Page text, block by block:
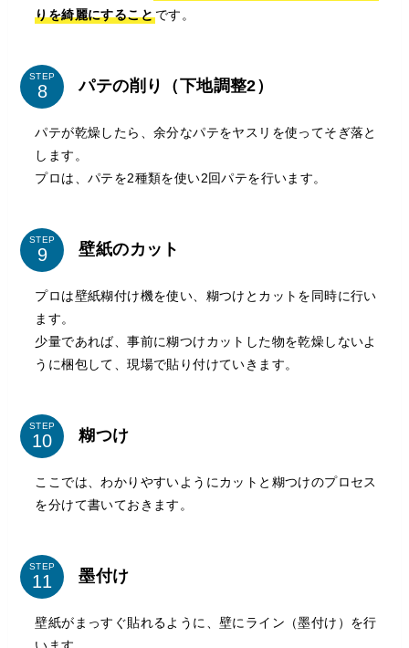
りを綺麗にすることです。
STEP
パテの削り（下地調整2）
パテが乾燥したら、余分なパテをヤスリを使ってそぎ落と
します。
プロは、パテを2種類を使い2回パテを行います。
STEP
壁紙のカット
プロは壁紙糊付け機を使い、糊つけとカットを同時に行い
ます。
少量であれば、事前に糊つけカットした物を乾燥しないよ
うに梱包して、現場で貼り付けていきます。
STEP
糊つけ
ここでは、わかりやすいようにカットと糊つけのプロセス
を分けて書いておきます。
STEP
墨付け
壁紙がまっすぐ貼れるように、壁にライン（墨付け）を行
います。